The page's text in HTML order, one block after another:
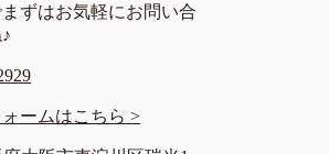
ずはお気軽にお問い合
ームはこちら >